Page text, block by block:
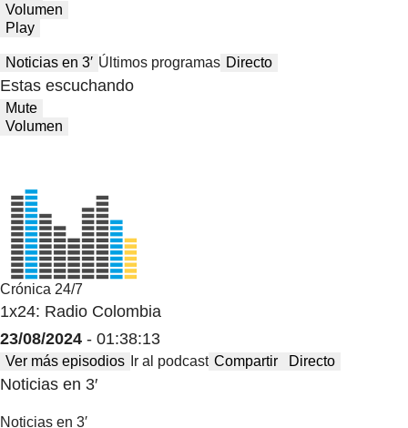
Volumen
Play
Noticias en 3′ Últimos programas Directo
Estas escuchando
Mute
Volumen
Crónica 24/7
1x24: Radio Colombia
23/08/2024 - 01:38:13
Ver más episodios Ir al podcast Compartir Directo
Noticias en 3′
Noticias en 3′